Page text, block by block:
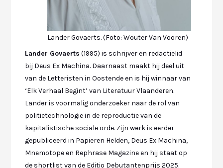
Lander Govaerts. (Foto: Wouter Van Vooren)
Lander Govaerts (1995) is schrijver en redactielid
bij Deus Ex Machina. Daarnaast maakt hij deel uit
van de Letteristen in Oostende en is hij winnaar van
‘Elk Verhaal Begint’ van Literatuur Vlaanderen.
Lander is voormalig onderzoeker naar de rol van
politietechnologie in de reproductie van de
kapitalistische sociale orde. Zijn werk is eerder
gepubliceerd in Papieren Helden, Deus Ex Machina,
Mnemotope en Rephrase Magazine en hij staat op
de shortlist van de Editio Debutantenprijs 2025.